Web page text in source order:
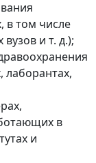
в том числе
и т. д.);
лаборантах,
в
и